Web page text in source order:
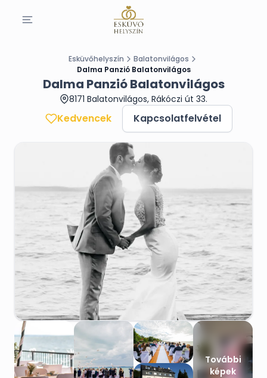
Esküvőhelyszín
Balatonvilágos
Dalma Panzió Balatonvilágos
Dalma Panzió Balatonvilágos
8171 Balatonvilágos, Rákóczi út 33.
Kedvencek Kapcsolatfelvétel
További
képek